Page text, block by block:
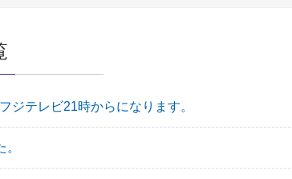
ジテレビ21時からになります。